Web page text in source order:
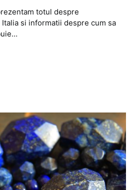
totul despre
si informatii despre cum sa